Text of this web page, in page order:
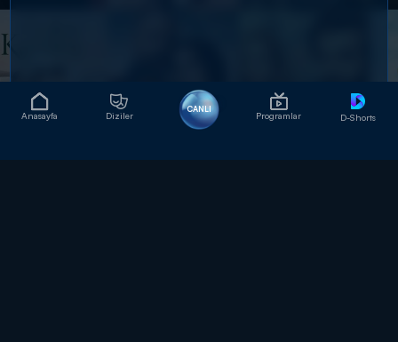
Anasayfa Diziler
CANLI
Programlar D-Shorts